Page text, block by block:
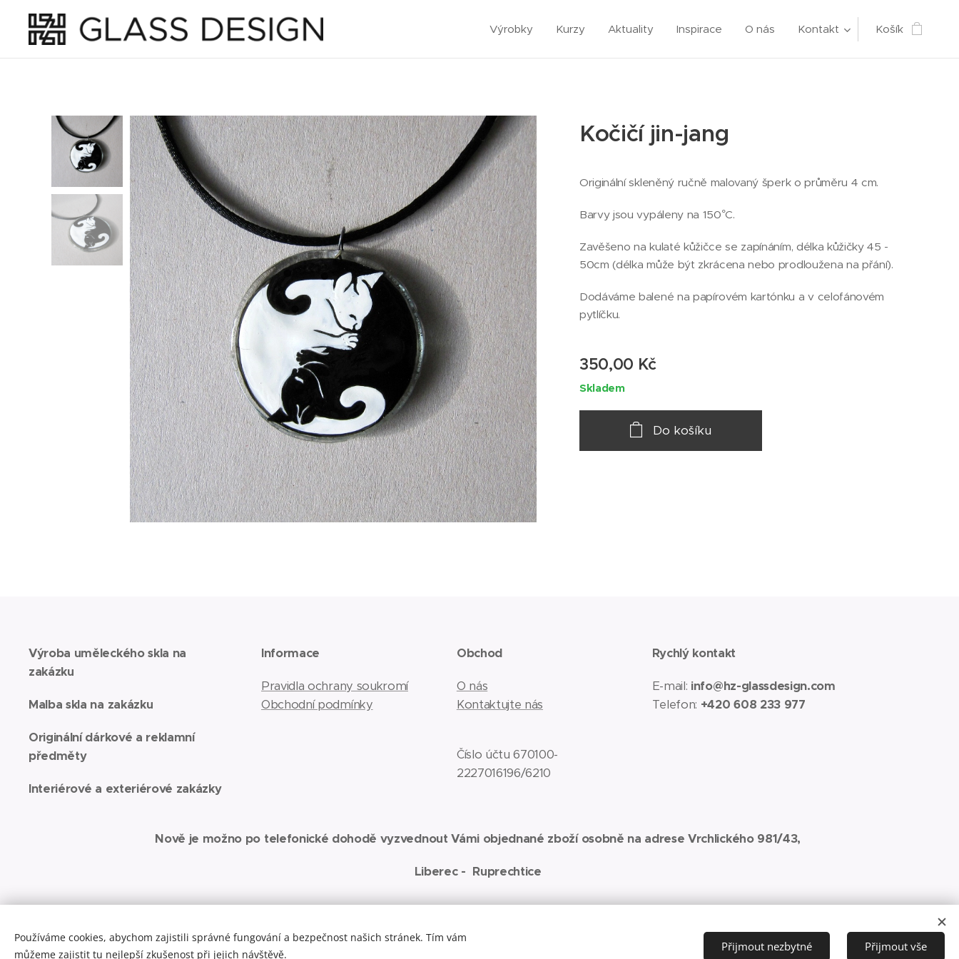
Výrobky Kurzy Aktuality Inspirace O nás Kontakt Košík
Kočičí jin-jang
Originální skleněný ručně malovaný šperk o průměru 4 cm.
Barvy jsou vypáleny na 150°C.
Zavěšeno na kulaté kůžičce se zapínáním, délka kůžičky 45 -
50cm (délka může být zkrácena nebo prodloužena na přání).
Dodáváme balené na papírovém kartónku a v celofánovém
pytlíčku.
350,00 Kč
Skladem
Do košíku
Výroba uměleckého skla na
zakázku
Malba skla na zakázku
Originální dárkové a reklamní
předměty
Interiérové a exteriérové zakázky
Informace
Pravidla ochrany soukromí
Obchodní podmínky
Obchod
O nás
Kontaktujte nás
Číslo účtu 670100-
2227016196/6210
Rychlý kontakt
E-mail: info@hz-glassdesign.com
Telefon: +420 608 233 977
Nově je možno po telefonické dohodě vyzvednout Vámi objednané zboží osobně na adrese Vrchlického 981/43,
Liberec - Ruprechtice
Používáme cookies, abychom zajistili správné fungování a bezpečnost našich stránek. Tím vám
můžeme zajistit tu nejlepší zkušenost při jejich návštěvě.
Přijmout nezbytné Přijmout vše